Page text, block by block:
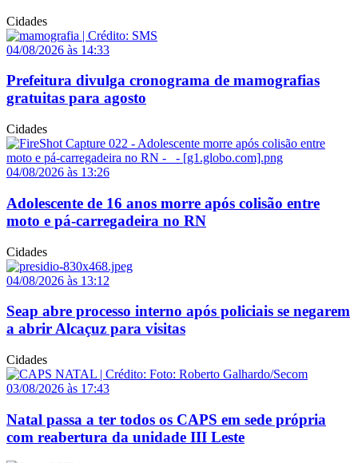
Cidades
04/08/2026 às 14:33
Prefeitura divulga cronograma de mamografias
gratuitas para agosto
Cidades
04/08/2026 às 13:26
Adolescente de 16 anos morre após colisão entre
moto e pá-carregadeira no RN
Cidades
04/08/2026 às 13:12
Seap abre processo interno após policiais se negarem
a abrir Alcaçuz para visitas
Cidades
03/08/2026 às 17:43
Natal passa a ter todos os CAPS em sede própria
com reabertura da unidade III Leste